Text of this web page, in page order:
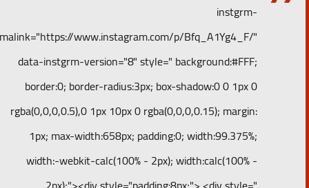
instgrm-
www.instagram.com/p/Bfq_A1Yg4_F/"
data-instgrm-version="8" style=" background:#FFF;
border:0; border-radius:3px; box-shadow:0 0 1px 0
rgba(0,0,0,0.5),0 1px 10px 0 rgba(0,0,0,0.15); margin:
1px; max-width:658px; padding:0; width:99.375%;
width:-webkit-calc(100% - 2px); width:calc(100% -